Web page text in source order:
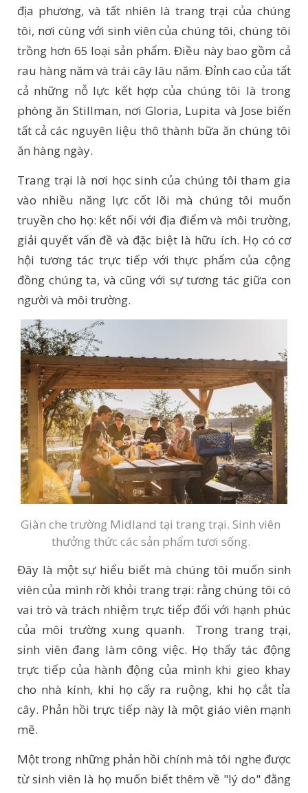
địa phương, và tất nhiên là trang trại của chúng
tôi, nơi cùng với sinh viên của chúng tôi, chúng tôi
trồng hơn 65 loại sản phẩm. Điều này bao gồm cả
rau hàng năm và trái cây lâu năm. Đỉnh cao của tất
cả những nỗ lực kết hợp của chúng tôi là trong
phòng ăn Stillman, nơi Gloria, Lupita và Jose biến
tất cả các nguyên liệu thô thành bữa ăn chúng tôi
ăn hàng ngày.
Trang trại là nơi học sinh của chúng tôi tham gia
vào nhiều năng lực cốt lõi mà chúng tôi muốn
truyền cho họ: kết nối với địa điểm và môi trường,
giải quyết vấn đề và đặc biệt là hữu ích. Họ có cơ
hội tương tác trực tiếp với thực phẩm của cộng
đồng chúng ta, và cũng với sự tương tác giữa con
người và môi trường.
Giàn che trường Midland tại trang trại. Sinh viên
thưởng thức các sản phẩm tươi sống.
Đây là một sự hiểu biết mà chúng tôi muốn sinh
viên của mình rời khỏi trang trại: rằng chúng tôi có
vai trò và trách nhiệm trực tiếp đối với hạnh phúc
của môi trường xung quanh. Trong trang trại,
sinh viên đang làm công việc. Họ thấy tác động
trực tiếp của hành động của mình khi gieo khay
cho nhà kính, khi họ cấy ra ruộng, khi họ cắt tỉa
cây. Phản hồi trực tiếp này là một giáo viên mạnh
mẽ.
Một trong những phản hồi chính mà tôi nghe được
từ sinh viên là họ muốn biết thêm về "lý do" đằng